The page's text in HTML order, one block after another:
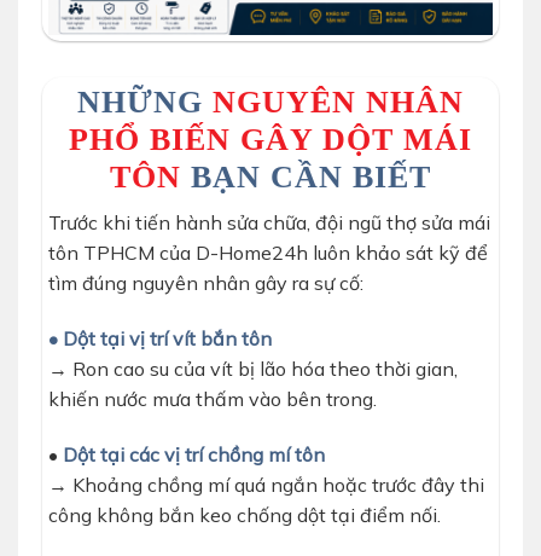
NHỮNG NGUYÊN NHÂN
PHỔ BIẾN GÂY DỘT MÁI
TÔN BẠN CẦN BIẾT
Trước khi tiến hành sửa chữa, đội ngũ thợ sửa mái
tôn TPHCM của D-Home24h luôn khảo sát kỹ để
tìm đúng nguyên nhân gây ra sự cố:
• Dột tại vị trí vít bắn tôn
→ Ron cao su của vít bị lão hóa theo thời gian,
khiến nước mưa thấm vào bên trong.
• Dột tại các vị trí chồng mí tôn
→ Khoảng chồng mí quá ngắn hoặc trước đây thi
công không bắn keo chống dột tại điểm nối.